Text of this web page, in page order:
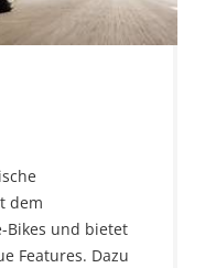
dem
Bikes und bietet
Features. Dazu